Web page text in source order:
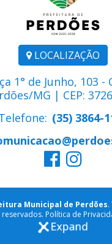
LOCALIZAÇÃO
1° de Junho, 103 -
MG | CEP:
(35) 3864-
Municipal de Perdões
reservados. Política de